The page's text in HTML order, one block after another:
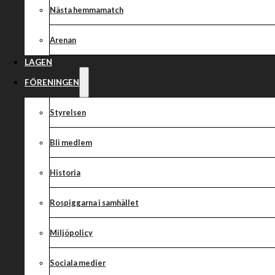
Nästa hemmamatch
Arenan
LAGEN
FÖRENINGEN
Styrelsen
Bli medlem
Historia
Rospiggarna i samhället
Miljöpolicy
Sociala medier
Deltävling
Tävlingen vanns av Nässjös Lucas Woentin före Dackarnas
Resultatet av dagens RM-deltävling:
Sammy Van Dyck – 12+3+2 (3,3,3,3) (Dackarna)
Ludvig Hamrin – 8+1 (3,3,1,1) (Eskilstuna Smederna)
Hampus Hamrin – 7+0 (2,2,1,2) (Eskilstuna Smederna)